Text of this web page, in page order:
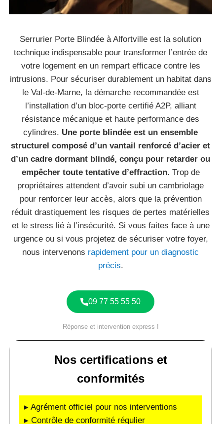
Serrurier Porte Blindée à Alfortville est la solution
technique indispensable pour transformer l’entrée de
votre logement en un rempart efficace contre les
intrusions. Pour sécuriser durablement un habitat dans
le Val-de-Marne, la démarche recommandée est
l’installation d’un bloc-porte certifié A2P, alliant
résistance mécanique et haute performance des
cylindres. Une porte blindée est un ensemble
structurel composé d’un vantail renforcé d’acier et
d’un cadre dormant blindé, conçu pour retarder ou
empêcher toute tentative d’effraction. Trop de
propriétaires attendent d’avoir subi un cambriolage
pour renforcer leur accès, alors que la prévention
réduit drastiquement les risques de pertes matérielles
et le stress lié à l’insécurité. Si vous faites face à une
urgence ou si vous projetez de sécuriser votre foyer,
nous intervenons rapidement pour un diagnostic
précis.
09 77 55 55 50
Réponse et intervention express !
Nos certifications et
conformités
▸ Agrément officiel pour nos interventions
▸ Contrôle de conformité régulier